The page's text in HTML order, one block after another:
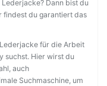
Dann bist du
findest du garantiert das
für die Arbeit
suchst. Hier wirst du
auch
Suchmaschine, um